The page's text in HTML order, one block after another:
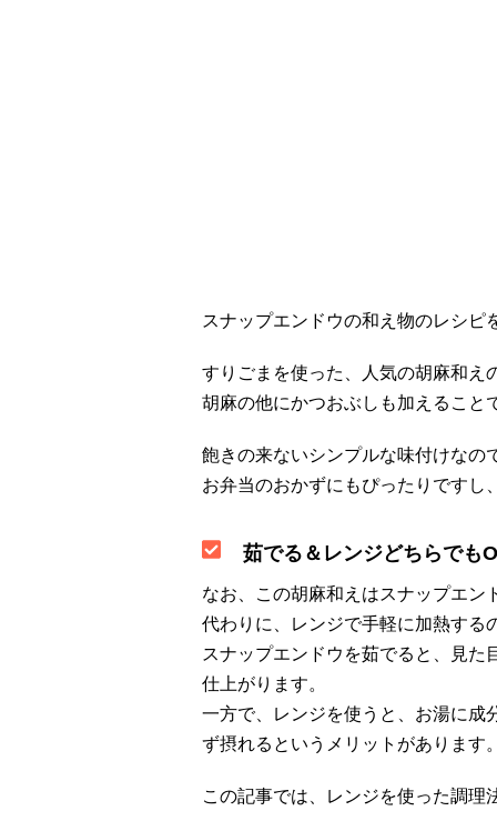
スナップエンドウの和え物のレシピ
すりごまを使った、人気の胡麻和え
胡麻の他にかつおぶしも加えること
飽きの来ないシンプルな味付けなの
お弁当のおかずにもぴったりですし
茹でる＆レンジどちらでも
なお、この胡麻和えはスナップエン
代わりに、レンジで手軽に加熱する
スナップエンドウを茹でると、見た
仕上がります。
一方で、レンジを使うと、お湯に成
ず摂れるというメリットがあります
この記事では、レンジを使った調理